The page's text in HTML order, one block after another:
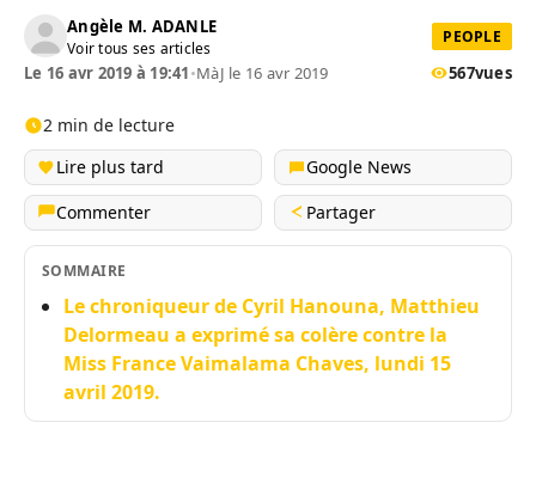
Angèle M. ADANLE
Voir tous ses articles
PEOPLE
Le 16 avr 2019 à 19:41•MàJ le 16 avr 2019 567vues
2 min de lecture
Lire plus tard
Google News
Commenter
Partager
SOMMAIRE
Le chroniqueur de Cyril Hanouna, Matthieu
Delormeau a exprimé sa colère contre la
Miss France Vaimalama Chaves, lundi 15
avril 2019.